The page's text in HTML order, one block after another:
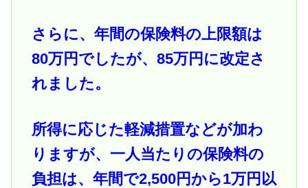
さらに、年間の保険料の上限額は
80万円でしたが、85万円に改定さ
れました。
所得に応じた軽減措置などが加わ
りますが、一人当たりの保険料の
負担は、年間で2,500円から1万円以